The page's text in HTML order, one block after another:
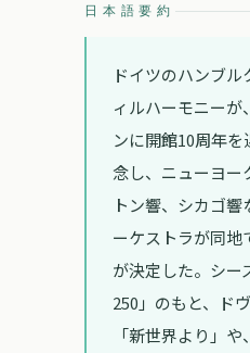
日本語要約
ドイツのハンブル
ィルハーモニーが
ンに開館10周年
念し、ニューヨー
トン響、シカゴ
ーケストラが同地
が決定した。シー
250」のもと、ド
「新世界より」や